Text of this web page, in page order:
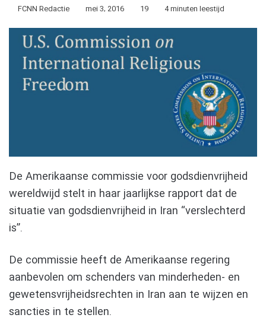
FCNN Redactie mei 3, 2016 19 4 minuten leestijd
De Amerikaanse commissie voor godsdienvrijheid
wereldwijd stelt in haar jaarlijkse rapport dat de
situatie van godsdienvrijheid in Iran “verslechterd
is”.
De commissie heeft de Amerikaanse regering
aanbevolen om schenders van minderheden- en
gewetensvrijheidsrechten in Iran aan te wijzen en
sancties in te stellen.